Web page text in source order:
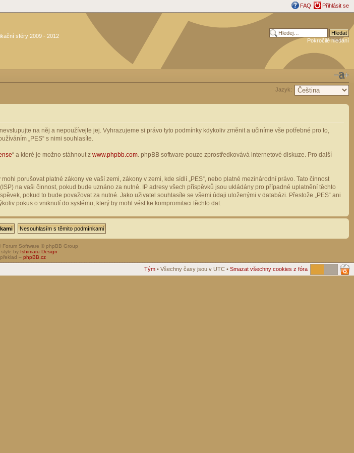
FAQ Přihlásit se
sféry 2009 - 2012
Pokročilé hledání
Jazyk:
na něj a nepoužívejte jej. Vyhrazujeme si právo tyto podmínky kdykoliv změnit a učiníme vše potřebné pro to,
„PES“ s nimi souhlasíte.
“ a které je možno stáhnout z www.phpbb.com . phpBB software pouze zprostředkovává internetové diskuze. Pro další
porušovat platné zákony ve vaší zemi, zákony v zemi, kde sídlí „PES“, nebo platné mezinárodní právo. Tato činnost
na vaši činnost, pokud bude uznáno za nutné. IP adresy všech příspěvků jsou ukládány pro případné uplatnění těchto
pokud to bude považovat za nutné. Jako uživatel souhlasíte se všemi údaji uloženými v databázi. Přestože „PES“ ani
pokus o vniknutí do systému, který by mohl vést ke kompromitaci těchto dat.
Forum Software © phpBB Group
by Ishimaru Design
– phpBB.cz
Tým • Všechny časy jsou v UTC • Smazat všechny cookies z fóra